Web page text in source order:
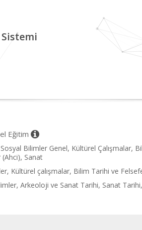
Eğitim
Bilimler Genel, Kültürel Çalışmalar,
Sanat
Kültürel çalışmalar, Bilim Tarihi ve
Arkeoloji ve Sanat Tarihi, Sanat